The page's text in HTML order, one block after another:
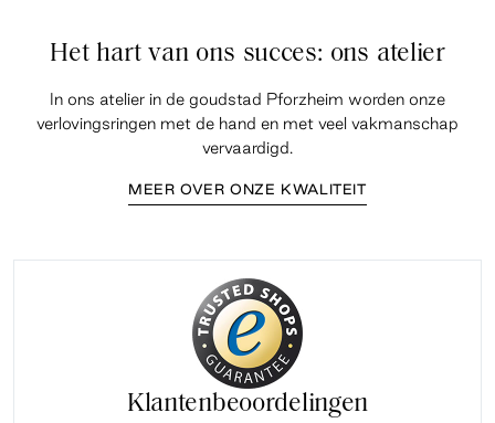
Het hart van ons succes: ons atelier
In ons atelier in de goudstad Pforzheim worden onze
verlovingsringen met de hand en met veel vakmanschap
vervaardigd.
MEER OVER ONZE KWALITEIT
Klantenbeoordelingen